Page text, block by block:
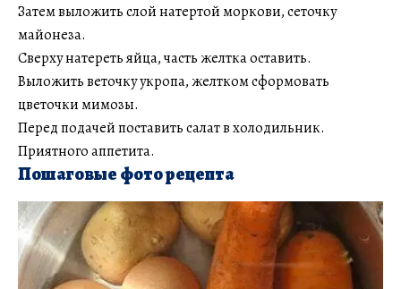
Затем выложить слой натертой моркови, сеточку
майонеза.
Сверху натереть яйца, часть желтка оставить.
Выложить веточку укропа, желтком сформовать
цветочки мимозы.
Перед подачей поставить салат в холодильник.
Приятного аппетита.
Пошаговые фото рецепта